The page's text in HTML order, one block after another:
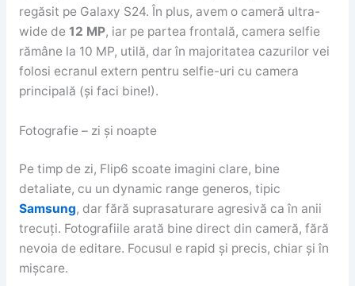
regăsit pe Galaxy S24. În plus, avem o cameră ultra-
wide de 12 MP, iar pe partea frontală, camera selfie
rămâne la 10 MP, utilă, dar în majoritatea cazurilor vei
folosi ecranul extern pentru selfie-uri cu camera
principală (și faci bine!).
Fotografie – zi și noapte
Pe timp de zi, Flip6 scoate imagini clare, bine
detaliate, cu un dynamic range generos, tipic
Samsung, dar fără suprasaturare agresivă ca în anii
trecuți. Fotografiile arată bine direct din cameră, fără
nevoia de editare. Focusul e rapid și precis, chiar și în
mișcare.